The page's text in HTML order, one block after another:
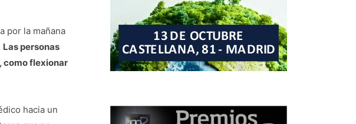
por la mañana
Las personas
como flexionar
hacia un